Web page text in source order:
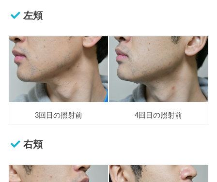
左頬
3回目の照射前 4回目の照射前
右頬